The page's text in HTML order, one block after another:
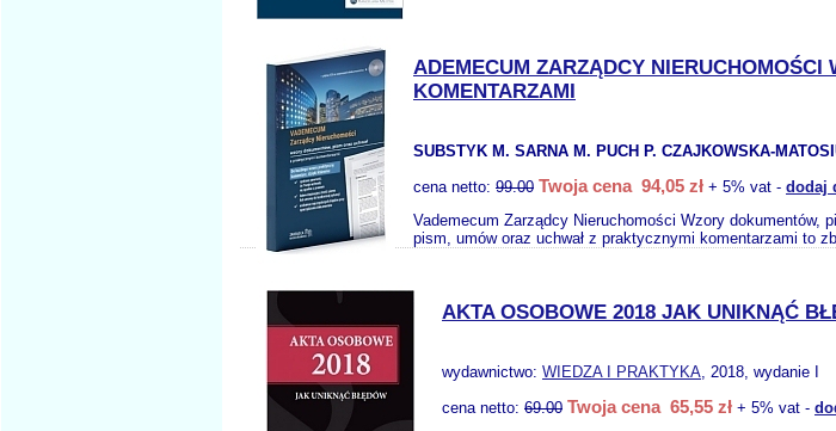
ADEMECUM ZARZĄDCY
KOMENTARZAMI
SUBSTYK M. SARNA M. PUCH P. CZAJKOWSKA-
cena netto: 99.00 Twoja cena 94,05 zł + 5% vat - dodaj
Vademecum Zarządcy Nieruchomości Wzory dokumentów,
pism, umów oraz uchwał z praktycznymi komentarzami to
AKTA OSOBOWE 2018 JAK UNIKNĄĆ
wydawnictwo: WIEDZA I PRAKTYKA, 2018, wydanie I
cena netto: 69.00 Twoja cena 65,55 zł + 5% vat -